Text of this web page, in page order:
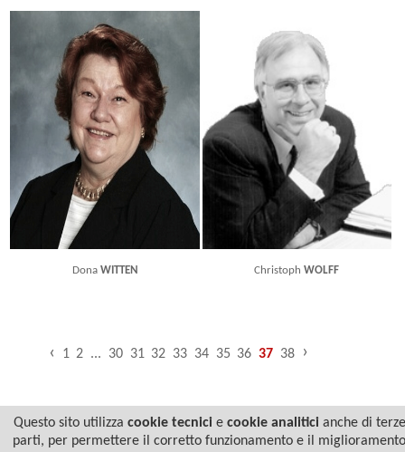
Dona WITTEN ChristophWOLFF
‹ 1 2 ... 30 31 32 33 34 35 36 37 38 ›
Questo sito utilizza cookie tecnicie cookie analiticianche di terze
parti, per permettere il corretto funzionamento e il miglioramento